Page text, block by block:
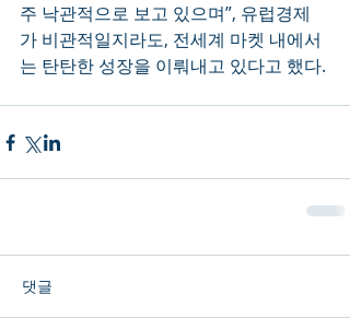
주 낙관적으로 보고 있으며”, 유럽경제
가 비관적일지라도, 전세계 마켓 내에서
는 탄탄한 성장을 이뤄내고 있다고 했다.
댓글